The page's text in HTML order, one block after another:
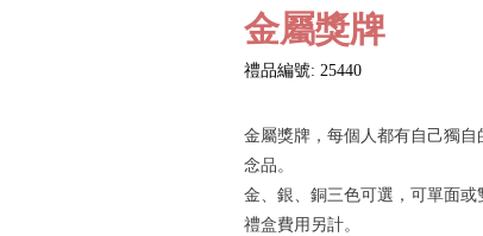
金屬獎牌
禮品編號: 25440
金屬獎牌，每個人都有自己獨
念品。
金、銀、銅三色可選，可單面或
禮盒費用另計。